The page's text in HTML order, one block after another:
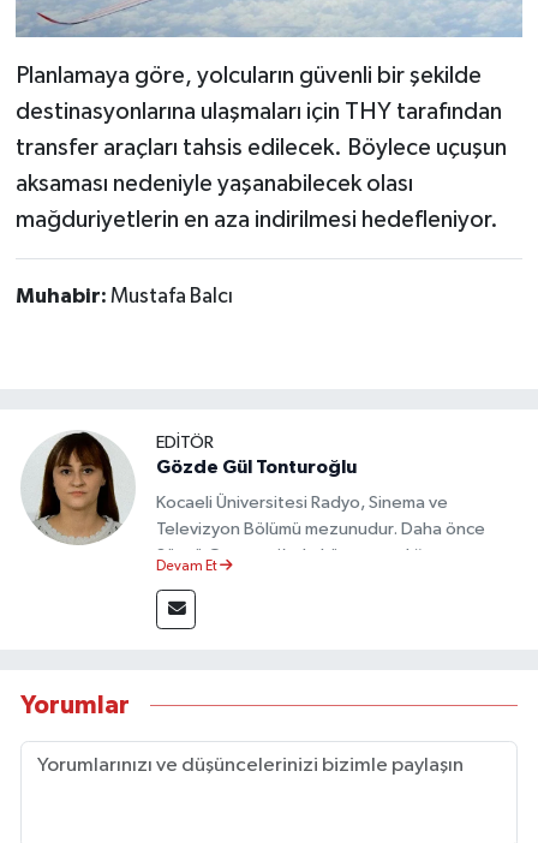
Planlamaya göre, yolcuların güvenli bir şekilde
destinasyonlarına ulaşmaları için THY tarafından
transfer araçları tahsis edilecek. Böylece uçuşun
aksaması nedeniyle yaşanabilecek olası
mağduriyetlerin en aza indirilmesi hedefleniyor.
Muhabir: Mustafa Balcı
EDİTÖR
Gözde Gül Tonturoğlu
Kocaeli Üniversitesi Radyo, Sinema ve
Televizyon Bölümü mezunudur. Daha önce
Sözcü Gazetesi’nde köşe yazarlığı yapmış ve
Devam Et
Yorumlar